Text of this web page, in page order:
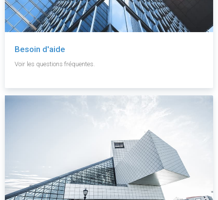
Besoin d'aide
Voir les questions fréquentes.